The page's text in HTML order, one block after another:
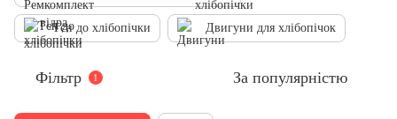
Тєн до хлібопічки Двигуни для хлібопічок
Фільтр 1 За популярністю